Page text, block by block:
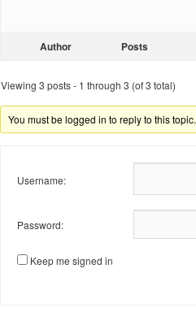
Author Posts
Viewing 3 posts - 1 through 3 (of 3 total)
You must be logged in to reply to this topic.
Username:
Password:
Keep me signed in